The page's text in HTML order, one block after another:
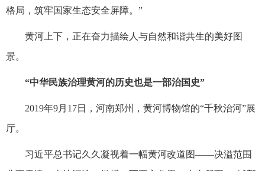
格局，筑牢国家生态安全屏障。”
黄河上下，正在奋力描绘人与自然和谐共生的美好图
景。
“中华民族治理黄河的历史也是一部治国史”
2019年9月17日，河南郑州，黄河博物馆的“千秋治河”展
厅。
习近平总书记久久凝视着一幅黄河改道图——决溢范围